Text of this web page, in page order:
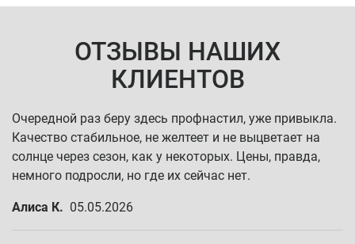
ОТЗЫВЫ НАШИХ
КЛИЕНТОВ
Очередной раз беру здесь профнастил, уже привыкла.
Качество стабильное, не желтеет и не выцветает на
солнце через сезон, как у некоторых. Цены, правда,
немного подросли, но где их сейчас нет.
Алиса К. 05.05.2026